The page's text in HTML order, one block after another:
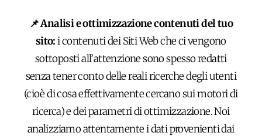
📌 Analisi e ottimizzazione contenuti del tuo
sito:i contenuti dei Siti Web che ci vengono
sottoposti all’attenzione sono spesso redatti
senza tener conto delle reali ricerche degli utenti
(cioè di cosa effettivamente cercano sui motori di
ricerca) e dei parametri di ottimizzazione. Noi
analizziamo attentamente i dati provenienti dai